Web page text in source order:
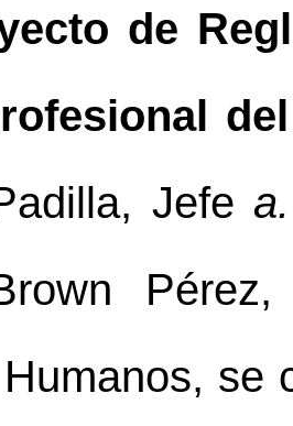
de
Jefe
se